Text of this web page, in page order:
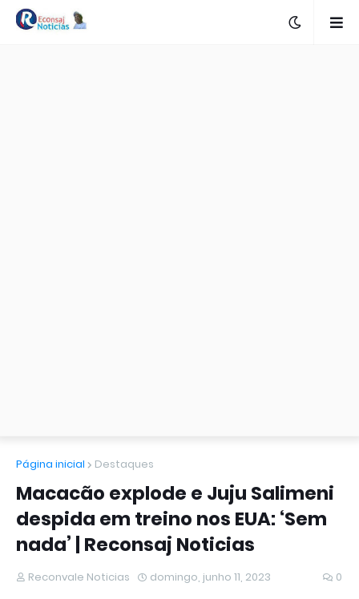
Página inicial Destaques
Macacão explode e Juju Salimeni
despida em treino nos EUA: ‘Sem
nada’ | Reconsaj Noticias
Reconvale Noticias domingo, junho 11, 2023 0